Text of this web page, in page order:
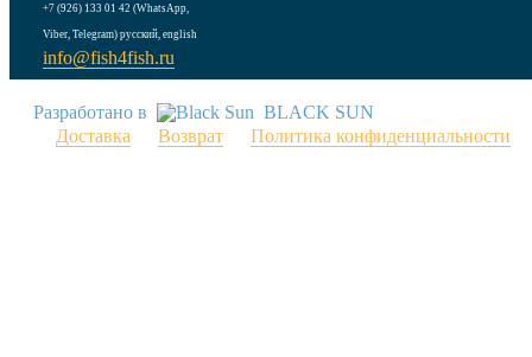
+7 (926) 133 01 42 (WhatsApp,
Viber, Telegram) русский, english
info@fish4fish.ru
Разработано в
BLACK SUN
Доставка
Возврат Политика конфиденциальности